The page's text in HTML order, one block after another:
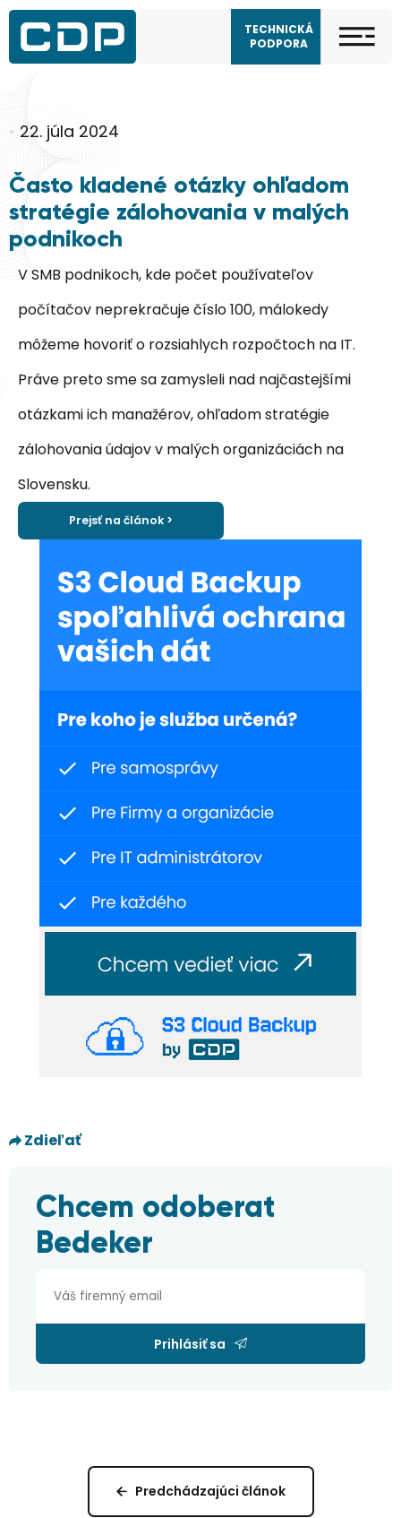
TECHNICKÁ
PODPORA
• 22. júla 2024
Často kladené otázky ohľadom
stratégie zálohovania v malých
podnikoch
V SMB podnikoch, kde počet používateľov
počítačov neprekračuje číslo 100, málokedy
môžeme hovoriť o rozsiahlych rozpočtoch na IT.
Práve preto sme sa zamysleli nad najčastejšími
otázkami ich manažérov, ohľadom stratégie
zálohovania údajov v malých organizáciách na
Slovensku.
Prejsť na článok >
Zdieľať
Chcem odoberat
Bedeker
Prihlásiť sa
Predchádzajúci článok